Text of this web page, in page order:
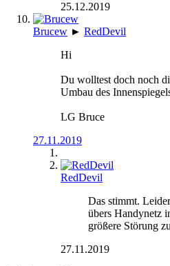
25.12.2019
Brucew ► RedDevil
Hi
Du wolltest doch noch
Umbau des
LG Bruce
27.11.2019
RedDevil
Das stimmt.
übers Handynetz
größere Störung
27.11.2019